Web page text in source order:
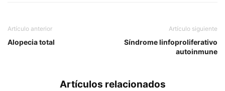
Artículo anterior
Alopecia total
Artículo siguiente
Síndrome linfoproliferativo
autoinmune
Artículos relacionados